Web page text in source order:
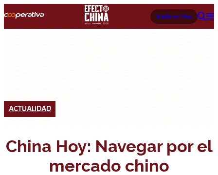
Radio en Vivo
ACTUALIDAD
China Hoy: Navegar por el
mercado chino